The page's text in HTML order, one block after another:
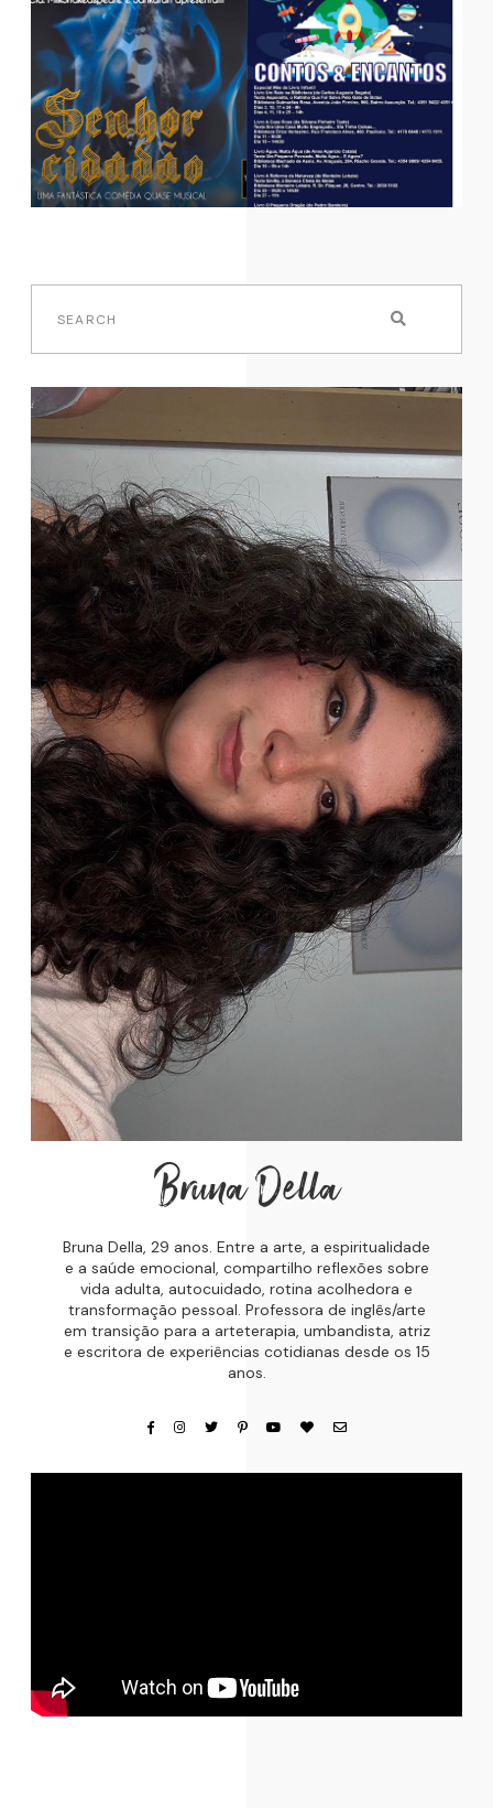
Bruna Della
Bruna Della, 29 anos. Entre a arte, a espiritualidade
e a saúde emocional, compartilho reflexões sobre
vida adulta, autocuidado, rotina acolhedora e
transformação pessoal. Professora de inglês/arte
em transição para a arteterapia, umbandista, atriz
e escritora de experiências cotidianas desde os 15
anos.